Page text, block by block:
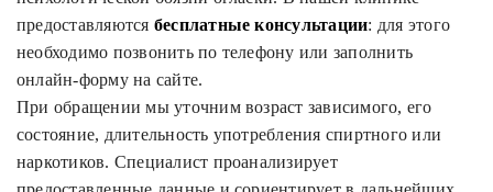
предоставляются бесплатные консультации: для этого
необходимо позвонить по телефону или заполнить
онлайн-форму на сайте.
При обращении мы уточним возраст зависимого, его
состояние, длительность употребления спиртного или
наркотиков. Специалист проанализирует